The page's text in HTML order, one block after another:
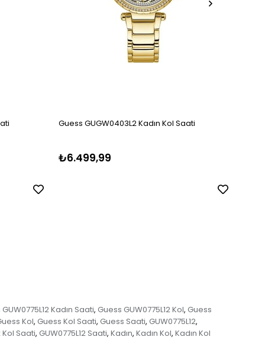
Guess GUGW0403L2 Kadın Kol Saati
₺6.499,99
Kadın Saati, Guess GUW0775L12 Kol, Guess
Kol, Guess Kol Saati, Guess Saati, GUW0775L12,
Kol Saati, GUW0775L12 Saati, Kadın, Kadın Kol, Kadın Kol